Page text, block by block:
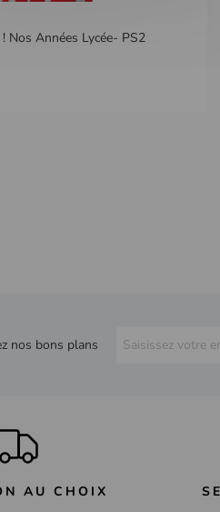
Nos Années Lycée- PS2
nos bons plans
AU CHOIX